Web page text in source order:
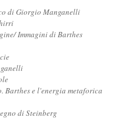
di Giorgio Manganelli
Immagini di Barthes
Barthes e l'energia metaforica
di Steinberg